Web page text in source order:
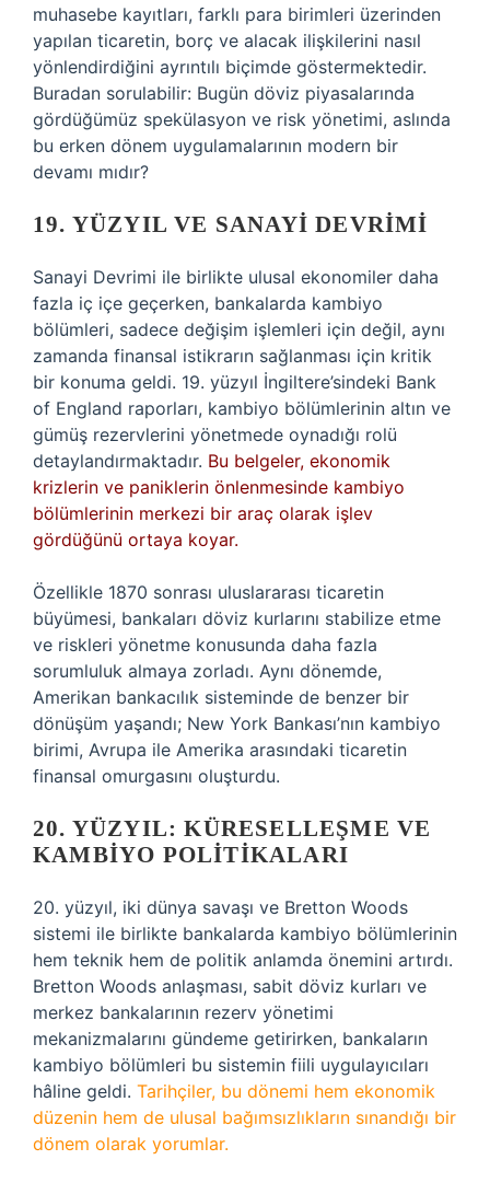
muhasebe kayıtları, farklı para birimleri üzerinden
yapılan ticaretin, borç ve alacak ilişkilerini nasıl
yönlendirdiğini ayrıntılı biçimde göstermektedir.
Buradan sorulabilir: Bugün döviz piyasalarında
gördüğümüz spekülasyon ve risk yönetimi, aslında
bu erken dönem uygulamalarının modern bir
devamı mıdır?
19. YÜZYIL VE SANAYI DEVRIMI
Sanayi Devrimi ile birlikte ulusal ekonomiler daha
fazla iç içe geçerken, bankalarda kambiyo
bölümleri, sadece değişim işlemleri için değil, aynı
zamanda finansal istikrarın sağlanması için kritik
bir konuma geldi. 19. yüzyıl İngiltere’sindeki Bank
of England raporları, kambiyo bölümlerinin altın ve
gümüş rezervlerini yönetmede oynadığı rolü
detaylandırmaktadır. Bu belgeler, ekonomik
krizlerin ve paniklerin önlenmesinde kambiyo
bölümlerinin merkezi bir araç olarak işlev
gördüğünü ortaya koyar.
Özellikle 1870 sonrası uluslararası ticaretin
büyümesi, bankaları döviz kurlarını stabilize etme
ve riskleri yönetme konusunda daha fazla
sorumluluk almaya zorladı. Aynı dönemde,
Amerikan bankacılık sisteminde de benzer bir
dönüşüm yaşandı; New York Bankası’nın kambiyo
birimi, Avrupa ile Amerika arasındaki ticaretin
finansal omurgasını oluşturdu.
20. YÜZYIL: KÜRESELLEŞME VE
KAMBIYO POLITIKALARI
20. yüzyıl, iki dünya savaşı ve Bretton Woods
sistemi ile birlikte bankalarda kambiyo bölümlerinin
hem teknik hem de politik anlamda önemini artırdı.
Bretton Woods anlaşması, sabit döviz kurları ve
merkez bankalarının rezerv yönetimi
mekanizmalarını gündeme getirirken, bankaların
kambiyo bölümleri bu sistemin fiili uygulayıcıları
hâline geldi. Tarihçiler, bu dönemi hem ekonomik
düzenin hem de ulusal bağımsızlıkların sınandığı bir
dönem olarak yorumlar.